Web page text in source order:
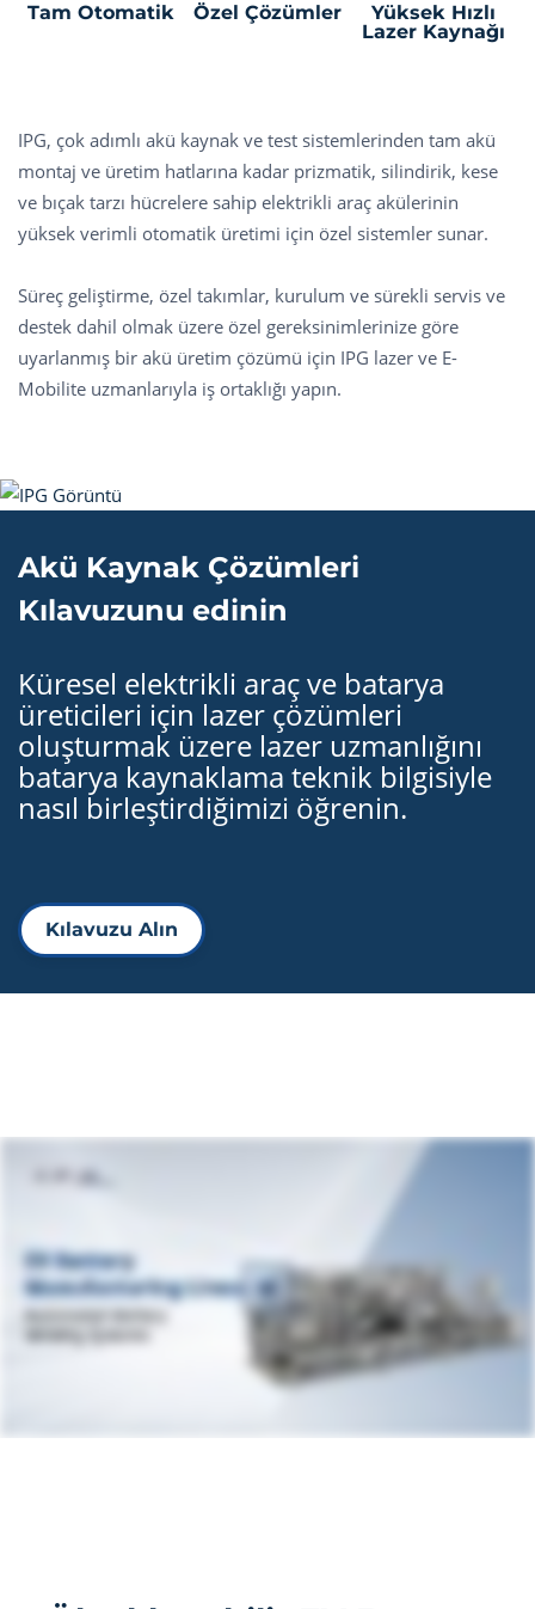
Tam Otomatik Özel Çözümler
Yüksek Hızlı
Lazer Kaynağı
IPG, çok adımlı akü kaynak ve test sistemlerinden tam akü
montaj ve üretim hatlarına kadar prizmatik, silindirik, kese
ve bıçak tarzı hücrelere sahip elektrikli araç akülerinin
yüksek verimli otomatik üretimi için özel sistemler sunar.
Süreç geliştirme, özel takımlar, kurulum ve sürekli servis ve
destek dahil olmak üzere özel gereksinimlerinize göre
uyarlanmış bir akü üretim çözümü için IPG lazer ve E-
Mobilite uzmanlarıyla iş ortaklığı yapın.
Akü Kaynak Çözümleri
Kılavuzunu edinin
Küresel elektrikli araç ve batarya
üreticileri için lazer çözümleri
oluşturmak üzere lazer uzmanlığını
batarya kaynaklama teknik bilgisiyle
nasıl birleştirdiğimizi öğrenin.
Kılavuzu Alın